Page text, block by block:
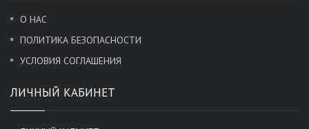
О НАС
ПОЛИТИКА БЕЗОПАСНОСТИ
УСЛОВИЯ СОГЛАШЕНИЯ
ЛИЧНЫЙ КАБИНЕТ